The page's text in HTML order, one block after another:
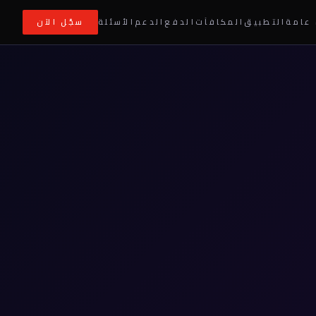
عامة التطبيق المكافآت الدفع الدعم الأسئلة سجّل الآن